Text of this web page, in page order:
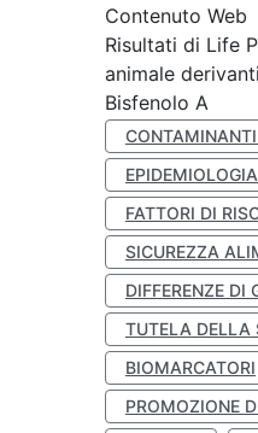
Contenuto Web
Risultati di Life
animale
Bisfenolo A
EPIDEMIOLOGIA
FATTORI DI
SICUREZZA
DIFFERENZE DI
TUTELA DELLA
BIOMARCATORI
PROMOZIONE